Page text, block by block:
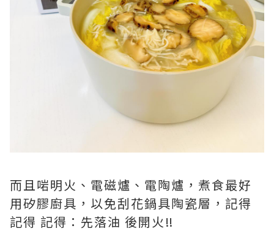
而且啱明火、電磁爐、電陶爐，煮食最好
用矽膠廚具，以免刮花鍋具陶瓷層，記得
記得 記得：先落油 後開火‼️